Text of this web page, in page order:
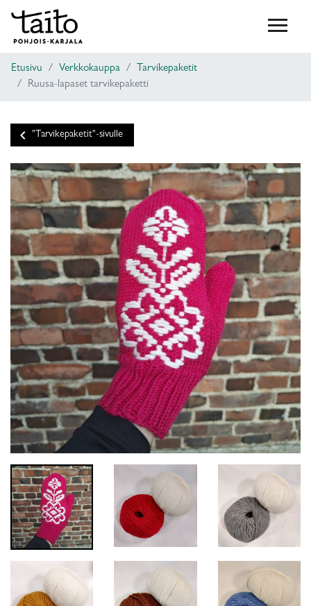
Etusivu Verkkokauppa
Tarvikepaketit
Ruusa-lapaset tarvikepaketti
keyboard_arrow_left "Tarvikepaketit"-sivulle